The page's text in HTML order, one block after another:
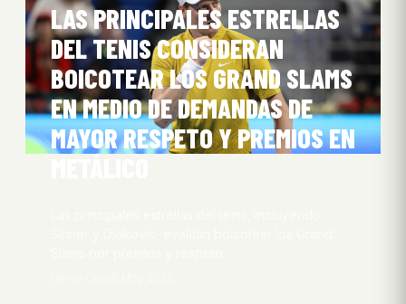
LAS PRINCIPALES ESTRELLAS
DEL TENIS CONSIDERAN
BOICOTEAR LOS GRAND SLAMS
EN MEDIO DE DEMANDAS DE
MAYOR RESPETO Y PREMIOS EN